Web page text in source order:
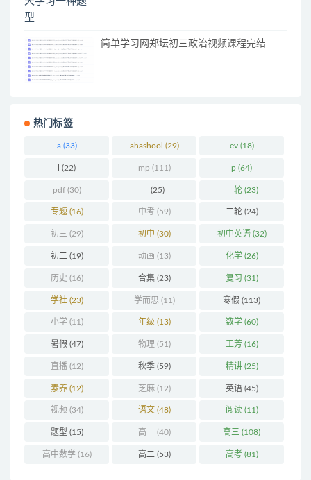
简单学习网郑坛初三政治视频课程完结
热门标签
a(33) ahashool (29) ev(18)
(22) mp (111) p (64)
pdf(30) (25) 一轮(23)
专题(16) 中考 (59) 二轮(24)
初三 (29) 初中 (30) 初中英语(32)
初二 (19) 动画 (13) 化学(26)
历史 (16) 合集(23) 复习 (31)
学社(23) 学而思 (11) 寒假 (113)
小学(11) 年级 (13) 数学(60)
暑假 (47) 物理 (51) 王芳(16)
直播(12) 秋季(59) 精讲(25)
素养(12) 芝麻(12) 英语(45)
视频 (34) 语文 (48) 阅读(11)
题型 (15) 高一(40) 高三 (108)
高中数学(16) 高二 (53) 高考(81)